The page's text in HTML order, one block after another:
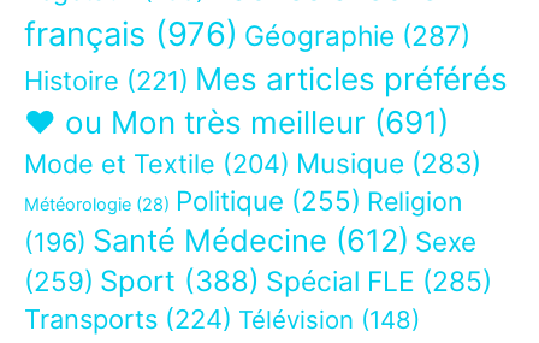
français (976) Géographie (287)
Histoire (221) Mes articles préférés
❤ ou Mon très meilleur (691)
Mode et Textile (204) Musique (283)
Météorologie (28) Politique (255) Religion
(196) Santé Médecine (612) Sexe
(259) Sport (388) Spécial FLE (285)
Transports (224) Télévision (148)